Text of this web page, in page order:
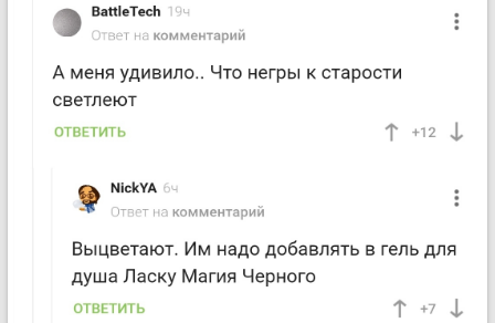
Полная версия сайта